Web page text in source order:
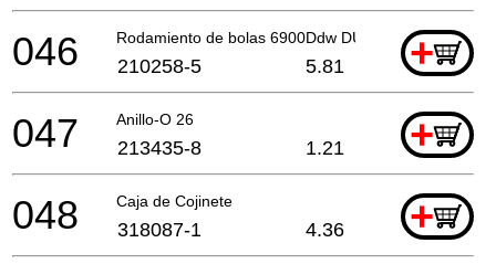
Rodamiento de bolas 6900Ddw DUX60 A +
046 210258-5 5.81
Anillo-O 26 +
047 213435-8 1.21
Caja de Cojinete +
048 318087-1 4.36